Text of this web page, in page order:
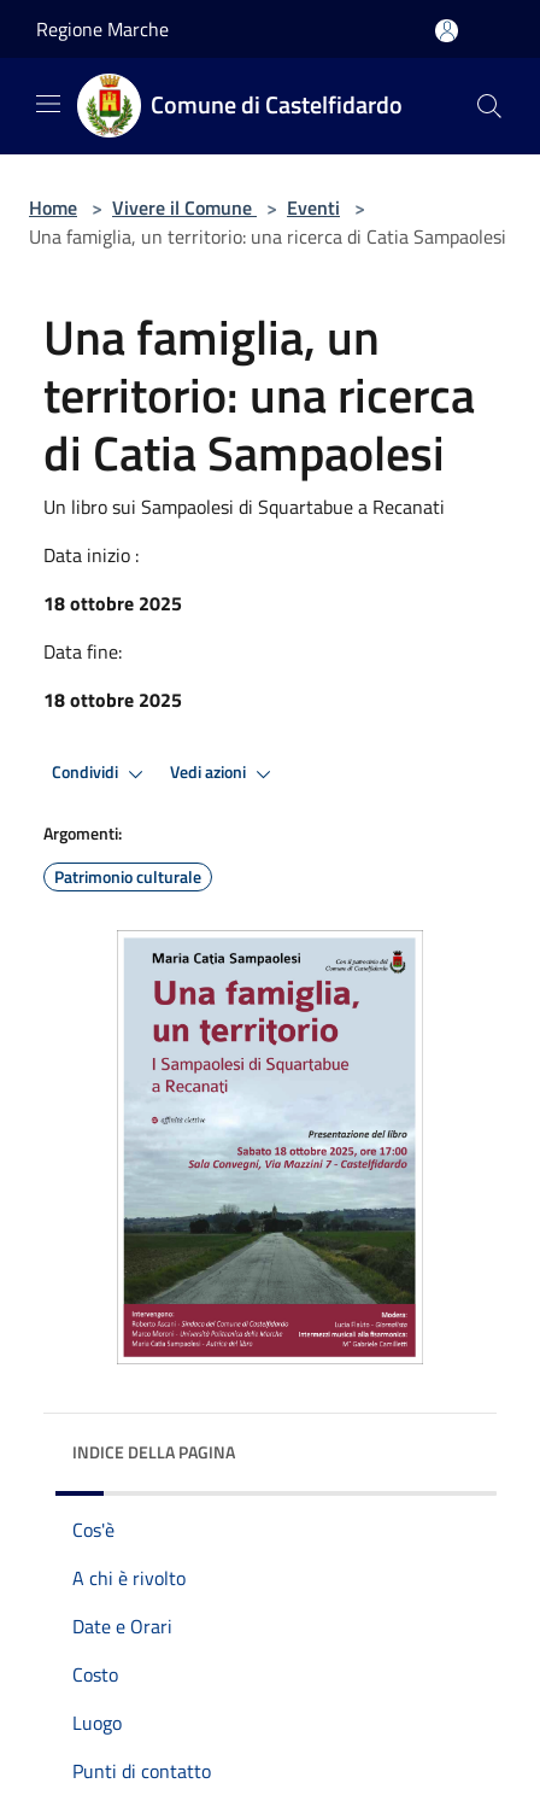
Regione Marche
Comune di Castelfidardo
Home > Vivere il Comune > Eventi >
Una famiglia, un territorio: una ricerca di Catia Sampaolesi
Una famiglia, un
territorio: una ricerca
di Catia Sampaolesi
Un libro sui Sampaolesi di Squartabue a Recanati
Data inizio :
18 ottobre 2025
Data fine:
18 ottobre 2025
Condividi Vedi azioni
Argomenti:
Patrimonio culturale
INDICE DELLA PAGINA
Cos'è
A chi è rivolto
Date e Orari
Costo
Luogo
Punti di contatto